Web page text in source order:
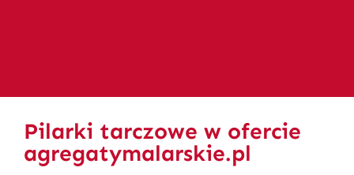
Pilarki tarczowe w ofercie
agregatymalarskie.pl